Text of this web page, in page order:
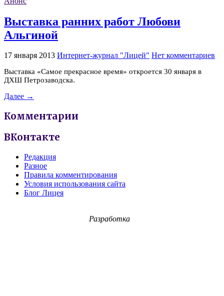
Выставка ранних работ Любови
Альгиной
17 января 2013 Интернет-журнал "Лицей" Нет комментариев
Выставка «Самое прекрасное время» откроется 30 января в
ДХШ Петрозаводска.
Далее →
Комментарии
ВКонтакте
Редакция
Разное
Правила комментирования
Условия использования сайта
Блог Лицея
Разработка